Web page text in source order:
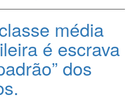
média
é escrava
dos